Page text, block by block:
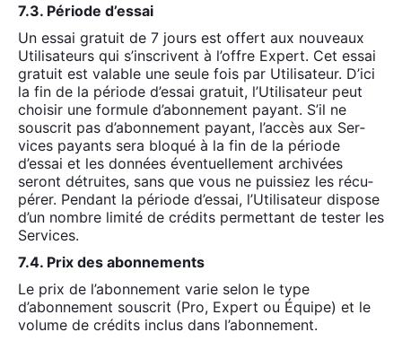
7.3. Période d’essai
Un essai gra­tuit de 7 jours est offert aux nou­veaux
Uti­li­sa­teurs qui s’ins­crivent à l’offre Expert. Cet essai
gra­tuit est valable une seule fois par Uti­li­sa­teur. D’ici
la fin de la période d’es­sai gra­tuit, l’Utilisateur peut
choi­sir une for­mule d’abonnement payant. S’il ne
sous­crit pas d’abonnement payant, l’ac­cès aux Ser­
vices payants sera blo­qué à la fin de la période
d’essai et les don­nées éven­tuel­le­ment archi­vées
seront détruites, sans que vous ne puis­siez les récu­
pé­rer. Pen­dant la période d’essai, l’Utilisateur dis­pose
d’un nombre limi­té de cré­dits per­met­tant de tes­ter les
Ser­vices.
7.4. Prix des abon­ne­ments
Le prix de l’abonnement varie selon le type
d’abonnement sous­crit (Pro, Expert ou Équipe) et le
volume de cré­dits inclus dans l’abonnement.